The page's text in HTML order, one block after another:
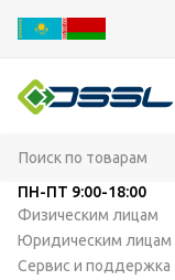
ПН-ПТ 9:00-18:00
Физическим лицам
Юридическим лицам
Сервис и поддержка